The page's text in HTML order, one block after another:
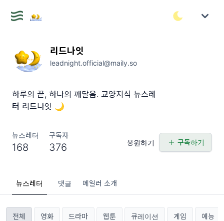
리드나잇
leadnight.official@maily.so
하루의 끝, 하나의 깨달음. 교양지식 뉴스레
터 리드나잇 🌙
뉴스레터
168
구독자
376 응원하기 구독하기
뉴스레터 댓글 메일러 소개
전체 영화 드라마 웹툰 큐레이션 게임 예능